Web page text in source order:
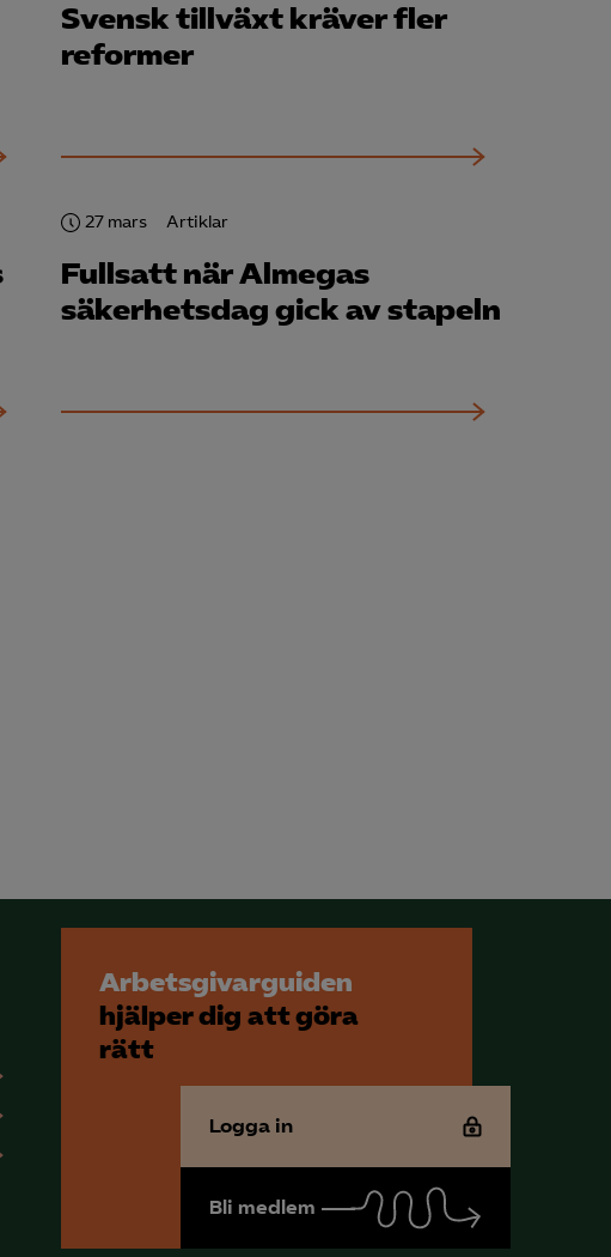
Svensk tillväxt kräver fler
reformer
27 mars Artiklar
Fullsatt när Almegas
säkerhetsdag gick av stapeln
Arbetsgivarguiden
hjälper dig att göra
rätt
Logga in
Bli medlem